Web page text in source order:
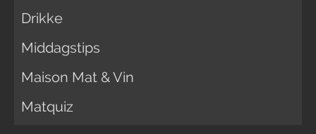
Drikke
Middagstips
Maison Mat & Vin
Matquiz